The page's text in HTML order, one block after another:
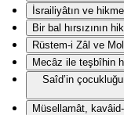
İsrailiyâtın ve
Bir bal hırsızının
Rüstem-i Zâl ve
Mecâz ile teşbîhin
Saîd’in
Müsellamât,